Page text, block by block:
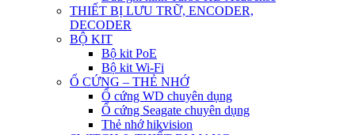
THIẾT BỊ LƯU TRỮ, ENCODER,
DECODER
BỘ KIT
Bộ kit PoE
Bộ kit Wi-Fi
Ổ CỨNG – THẺ NHỚ
Ổ cứng WD chuyên dụng
Ổ cứng Seagate chuyên dụng
Thẻ nhớ hikvision